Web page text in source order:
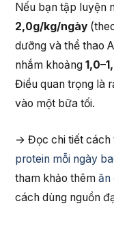
Nếu bạn tập luyện
2,0g/kg/ngày
dưỡng và thể thao
nhắm khoảng
Điều quan trọng là
vào một bữa tối.
→ Đọc chi tiết cách
protein mỗi ngày
tham khảo thêmăn
cách dùng nguồn